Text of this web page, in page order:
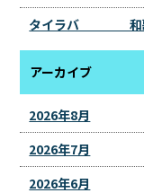
タイラバ
アーカイブ
2026年8月
2026年7月
2026年6月